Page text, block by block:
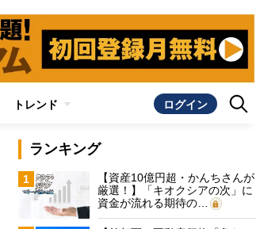
トレンド ログイン
ランキング
1
【資産10億円超・かんちさんが
厳選！】「キオクシアの次」に
資金が流れる期待の…